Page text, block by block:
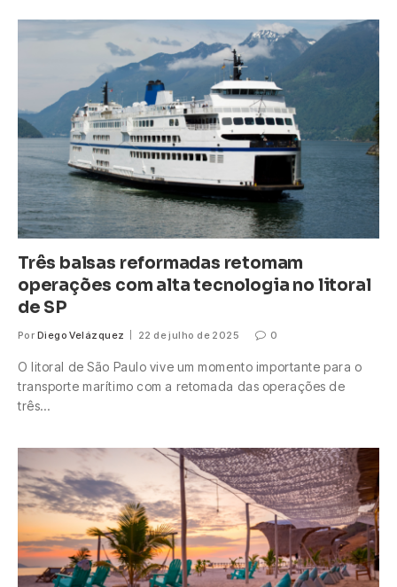
Três balsas reformadas retomam
operações com alta tecnologia no litoral
de SP
Por Diego Velázquez 22 de julho de 2025 0
O litoral de São Paulo vive um momento importante para o
transporte marítimo com a retomada das operações de
três…